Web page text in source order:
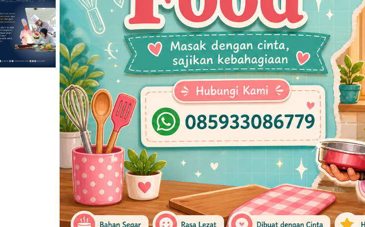
Siraman Rohani dan Doa Bersama Anak
Yatim